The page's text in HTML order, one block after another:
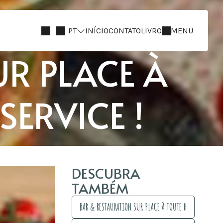
PT INÍCIOCONTATOLIVRO MENU
PLACE À
!
DESCUBRA
TAMBÉM
BAR & RESTAURATION SUR PLACE À TOUTE HEURE, EN